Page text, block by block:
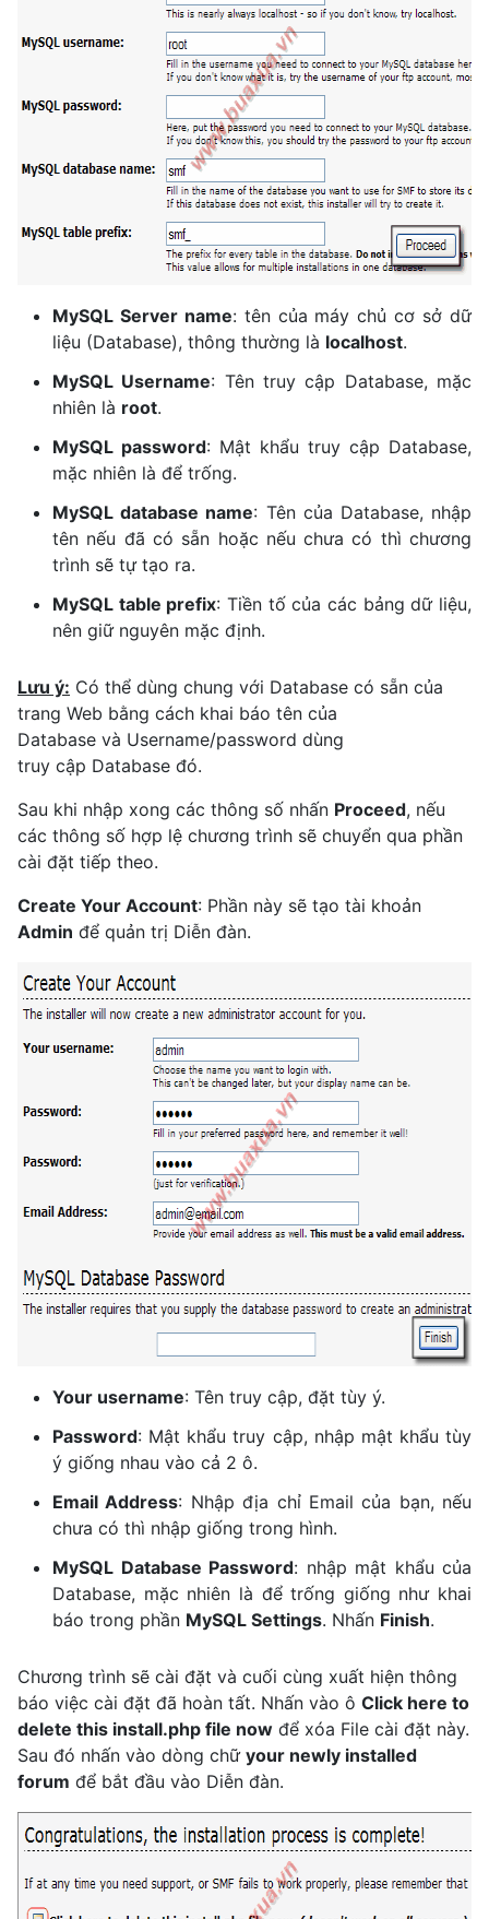
MySQL Server name: tên của máy chủ cơ sở dữ
liệu (Database), thông thường là localhost.
MySQL Username: Tên truy cập Database, mặc
nhiên là root.
MySQL password: Mật khẩu truy cập Database,
mặc nhiên là để trống.
MySQL database name: Tên của Database, nhập
tên nếu đã có sẵn hoặc nếu chưa có thì chương
trình sẽ tự tạo ra.
MySQL table prefix: Tiền tố của các bảng dữ liệu,
nên giữ nguyên mặc định.
Lưu ý: Có thể dùng chung với Database có sẵn của
trang Web bằng cách khai báo tên của
Database và Username/password dùng
truy cập Database đó.
Sau khi nhập xong các thông số nhấn Proceed, nếu
các thông số hợp lệ chương trình sẽ chuyển qua phần
cài đặt tiếp theo.
Create Your Account: Phần này sẽ tạo tài khoản
Admin để quản trị Diễn đàn.
Your username: Tên truy cập, đặt tùy ý.
Password: Mật khẩu truy cập, nhập mật khẩu tùy
ý giống nhau vào cả 2 ô.
Email Address: Nhập địa chỉ Email của bạn, nếu
chưa có thì nhập giống trong hình.
MySQL Database Password: nhập mật khẩu của
Database, mặc nhiên là để trống giống như khai
báo trong phần MySQL Settings. Nhấn Finish.
Chương trình sẽ cài đặt và cuối cùng xuất hiện thông
báo việc cài đặt đã hoàn tất. Nhấn vào ô Click here to
delete this install.php file now để xóa File cài đặt này.
Sau đó nhấn vào dòng chữ your newly installed
forum để bắt đầu vào Diễn đàn.